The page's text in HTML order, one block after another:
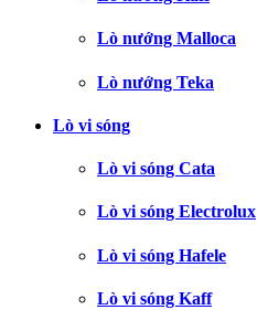
Lò nướng Malloca
Lò nướng Teka
Lò vi sóng
Lò vi sóng Cata
Lò vi sóng Electrolux
Lò vi sóng Hafele
Lò vi sóng Kaff